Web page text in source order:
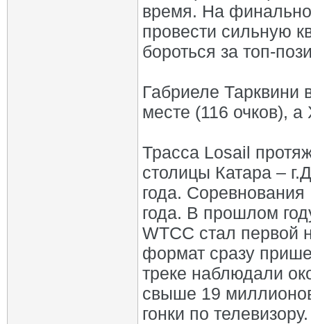
время. На
провести сильную
бороться за топ-
Габриеле Тарквини
месте (116 очков),
Трасса Losail
столицы Катара –
года. Соревнования
года. В прошлом
WTCC стал первой
формат сразу
треке наблюдали
свыше 19
гонки по телевизору.